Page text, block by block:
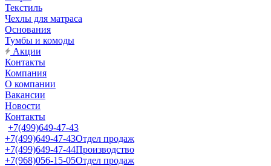
Текстиль
Чехлы для матраса
Основания
Тумбы и комоды
Акции
Контакты
Компания
О компании
Вакансии
Новости
Контакты
+7(499)649-47-43
+7(499)649-47-43Отдел продаж
+7(499)649-47-44Производство
+7(968)056-15-05Отдел продаж